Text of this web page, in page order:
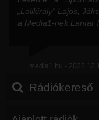
„Lalikirály” Lajos,
a Media1-nek Lantai
media1.hu -
Rádiókereső